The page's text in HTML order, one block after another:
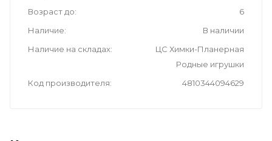
Возраст до
6
Наличие
В наличии
Наличие на складах
ЦС Химки-Планерная
Родные игрушки
Код производителя
4810344094629